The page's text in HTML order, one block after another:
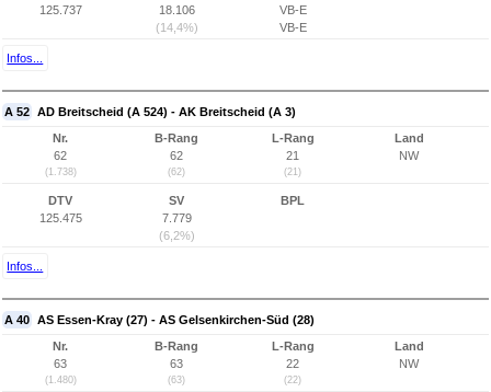
125.737
18.106
(14,4%)
VB-E
VB-E
Infos...
A 52 AD Breitscheid (A 524) - AK Breitscheid (A 3)
Nr.
62
(1.738)
B-Rang
62
(62)
L-Rang
21
(21)
Land
NW
DTV
125.475
SV
7.779
(6,2%)
BPL
Infos...
A 40 AS Essen-Kray (27) - AS Gelsenkirchen-Süd (28)
Nr.
63
(1.480)
B-Rang
63
(63)
L-Rang
22
(22)
Land
NW